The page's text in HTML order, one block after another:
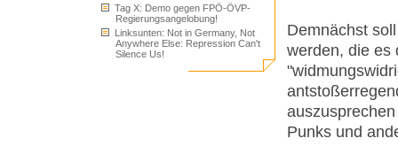
Tag X: Demo gegen FPÖ-ÖVP-
Regierungsangelobung!
Linksunten: Not in Germany, Not
Anywhere Else: Repression Can't
Silence Us!
Demnächst
werden, die es
Punks und